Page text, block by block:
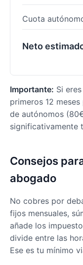
Cuota
Neto
Importante: Si
primeros 12
de autónomos
significativamente
Consejos
abogado
No cobres por
fijos mensuales,
añade los
divide entre las
Ese es tu mínimo